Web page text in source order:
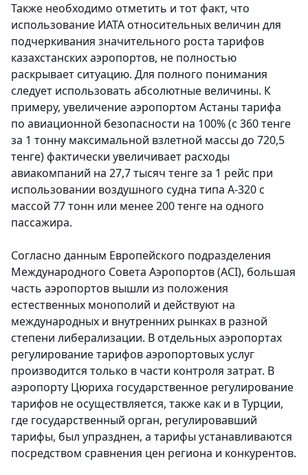
Также необходимо отметить и тот факт, что
использование ИАТА относительных величин для
подчеркивания значительного роста тарифов
казахстанских аэропортов, не полностью
раскрывает ситуацию. Для полного понимания
следует использовать абсолютные величины. К
примеру, увеличение аэропортом Астаны тарифа
по авиационной безопасности на 100% (с 360 тенге
за 1 тонну максимальной взлетной массы до 720,5
тенге) фактически увеличивает расходы
авиакомпаний на 27,7 тысяч тенге за 1 рейс при
использовании воздушного судна типа А-320 с
массой 77 тонн или менее 200 тенге на одного
пассажира.
Согласно данным Европейского подразделения
Международного Совета Аэропортов (АCI), большая
часть аэропортов вышли из положения
естественных монополий и действуют на
международных и внутренних рынках в разной
степени либерализации. В отдельных аэропортах
регулирование тарифов аэропортовых услуг
производится только в части контроля затрат. В
аэропорту Цюриха государственное регулирование
тарифов не осуществляется, также как и в Турции,
где государственный орган, регулировавший
тарифы, был упразднен, а тарифы устанавливаются
посредством сравнения цен региона и конкурентов.